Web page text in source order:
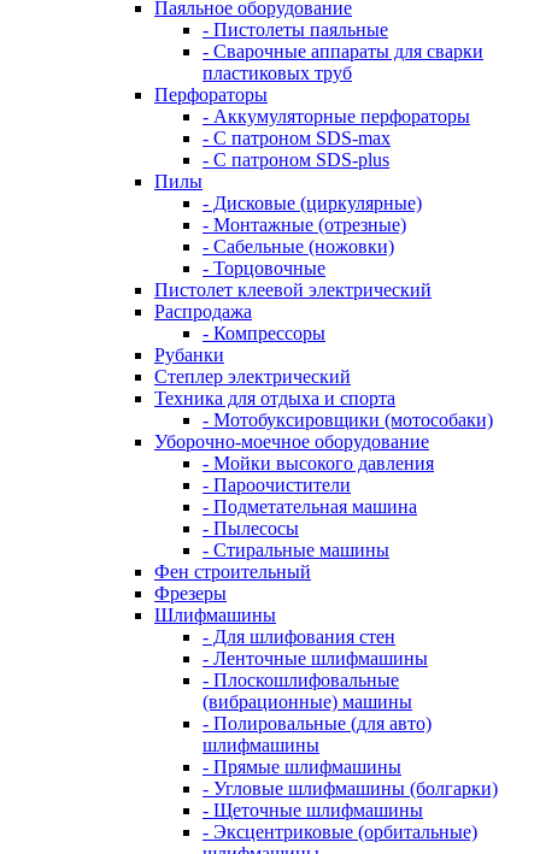
Паяльное оборудование
- Пистолеты паяльные
- Сварочные аппараты для сварки
пластиковых труб
Перфораторы
- Аккумуляторные перфораторы
- С патроном SDS-max
- С патроном SDS-plus
Пилы
- Дисковые (циркулярные)
- Монтажные (отрезные)
- Сабельные (ножовки)
- Торцовочные
Пистолет клеевой электрический
Распродажа
- Компрессоры
Рубанки
Степлер электрический
Техника для отдыха и спорта
- Мотобуксировщики (мотособаки)
Уборочно-моечное оборудование
- Мойки высокого давления
- Пароочистители
- Подметательная машина
- Пылесосы
- Стиральные машины
Фен строительный
Фрезеры
Шлифмашины
- Для шлифования стен
- Ленточные шлифмашины
- Плоскошлифовальные
(вибрационные) машины
- Полировальные (для авто)
шлифмашины
- Прямые шлифмашины
- Угловые шлифмашины (болгарки)
- Щеточные шлифмашины
- Эксцентриковые (орбитальные)